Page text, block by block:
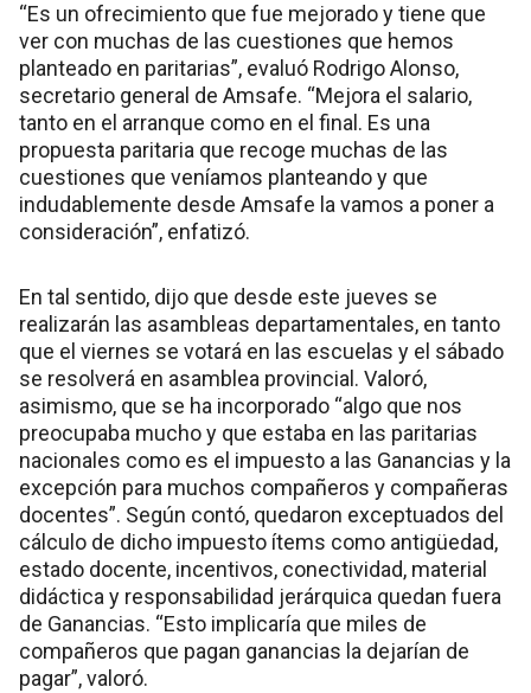
“Es un ofrecimiento que fue mejorado y tiene que
ver con muchas de las cuestiones que hemos
planteado en paritarias”, evaluó Rodrigo Alonso,
secretario general de Amsafe. “Mejora el salario,
tanto en el arranque como en el final. Es una
propuesta paritaria que recoge muchas de las
cuestiones que veníamos planteando y que
indudablemente desde Amsafe la vamos a poner a
consideración”, enfatizó.
En tal sentido, dijo que desde este jueves se
realizarán las asambleas departamentales, en tanto
que el viernes se votará en las escuelas y el sábado
se resolverá en asamblea provincial. Valoró,
asimismo, que se ha incorporado “algo que nos
preocupaba mucho y que estaba en las paritarias
nacionales como es el impuesto a las Ganancias y la
excepción para muchos compañeros y compañeras
docentes”. Según contó, quedaron exceptuados del
cálculo de dicho impuesto ítems como antigüedad,
estado docente, incentivos, conectividad, material
didáctica y responsabilidad jerárquica quedan fuera
de Ganancias. “Esto implicaría que miles de
compañeros que pagan ganancias la dejarían de
pagar”, valoró.